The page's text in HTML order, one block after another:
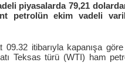
piyasalarda 79,21
petrolün ekim vadeli
itibarıyla kapanışa
Teksas türü (WTI) ham